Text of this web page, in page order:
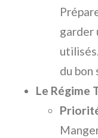
garder
du bon
Le Régime